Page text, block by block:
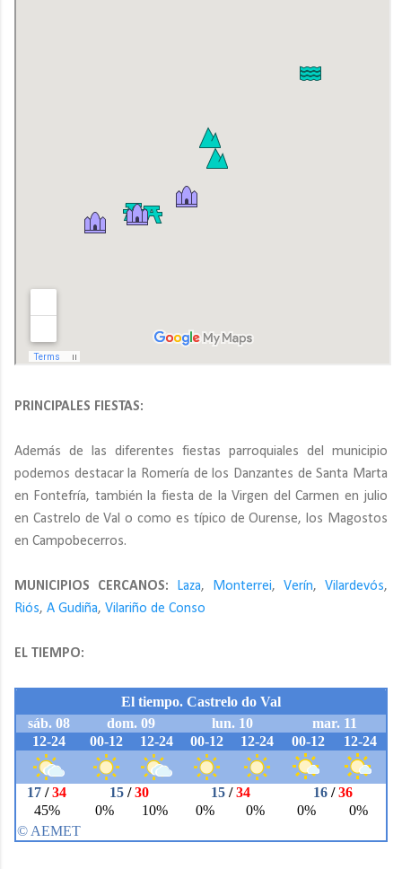
PRINCIPALES FIESTAS:
Además de las diferentes fiestas parroquiales del municipio
podemos destacar la Romería de los Danzantes de Santa Marta
en Fontefría, también la fiesta de la Virgen del Carmen en julio
en Castrelo de Val o como es típico de Ourense, los Magostos
en Campobecerros.
MUNICIPIOS CERCANOS: Laza, Monterrei, Verín, Vilardevós,
Riós, A Gudiña, Vilariño de Conso
EL TIEMPO: